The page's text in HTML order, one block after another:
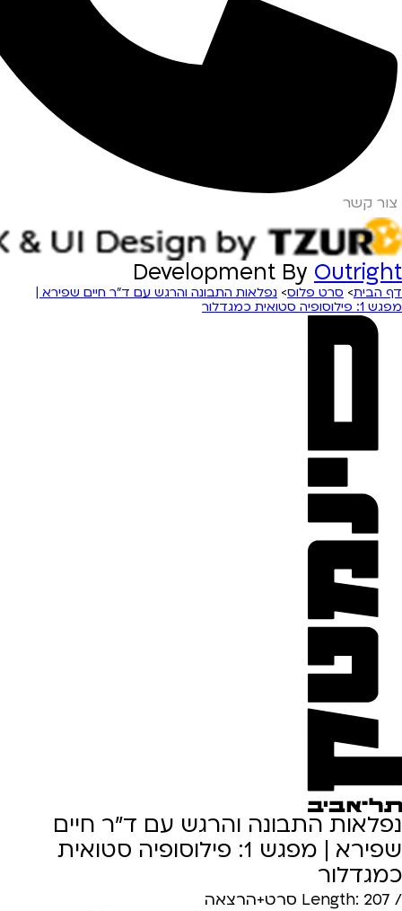
צור קשר
Development By Outright
דף הבית> סרט פלוס> נפלאות התבונה והרגש עם ד”ר חיים שפירא |
מפגש 1: פילוסופיה סטואית כמגדלור
נפלאות התבונה והרגש עם ד”ר חיים
שפירא | מפגש 1: פילוסופיה סטואית
כמגדלור
/ Length: 207 סרט+הרצאה